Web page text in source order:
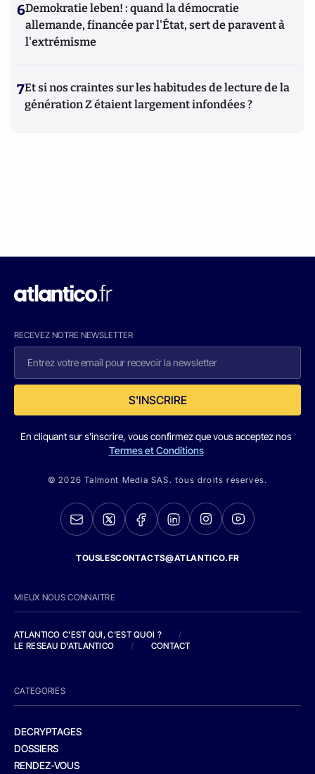
6Demokratie leben! : quand la démocratie
allemande, financée par l'État, sert de paravent à
l'extrémisme
7Et si nos craintes sur les habitudes de lecture de la
génération Z étaient largement infondées ?
RECEVEZ NOTRE NEWSLETTER
S'INSCRIRE
En cliquant sur s'inscrire, vous confirmez que vous acceptez nos
Termes et Conditions
© 2026 Talmont Media SAS. tous droits réservés.
TOUSLESCONTACTS@ATLANTICO.FR
MIEUX NOUS CONNAITRE
ATLANTICO C'EST QUI, C'EST QUOI ?
/
LE RESEAU D'ATLANTICO
/ CONTACT
CATEGORIES
DECRYPTAGES
DOSSIERS
RENDEZ-VOUS